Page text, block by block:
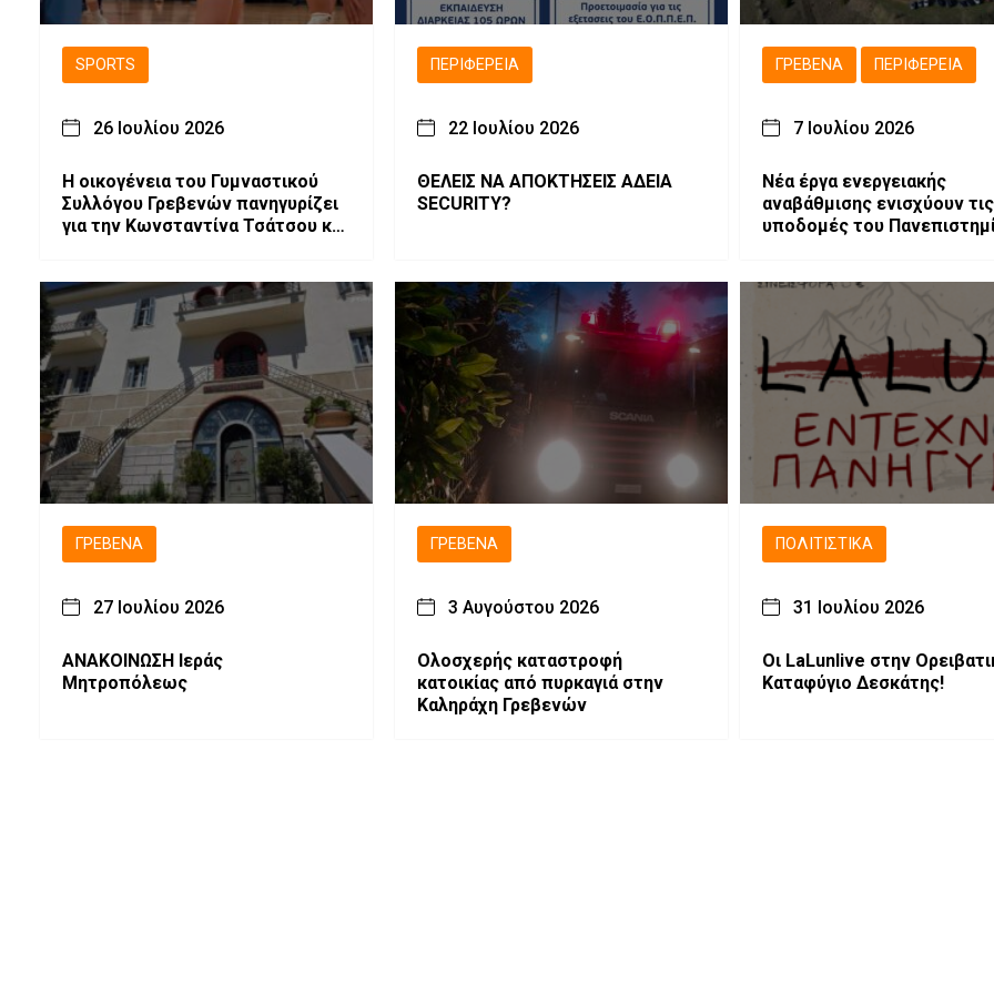
SPORTS
26 Ιουλίου 2026
H οικογένεια του Γυμναστικού
Συλλόγου Γρεβενών πανηγυρίζει
για την Κωνσταντίνα Τσάτσου και
ΠΕΡΙΦΈΡΕΙΑ
22 Ιουλίου 2026
ΘΕΛΕΙΣ ΝΑ ΑΠΟΚΤΗΣΕΙΣ ΑΔΕΙΑ
SECURITY?
ΓΡΕΒΕΝΆ ΠΕΡΙΦΈΡΕΙΑ
7 Ιουλίου 2026
Νέα έργα ενεργειακής
αναβάθμισης ενισχύουν τις
υποδομές του
ΓΡΕΒΕΝΆ
27 Ιουλίου 2026
ΑΝΑΚΟΙΝΩΣΗ Ιεράς
Μητροπόλεως
ΓΡΕΒΕΝΆ
3 Αυγούστου 2026
Ολοσχερής καταστροφή
κατοικίας από πυρκαγιά στην
Καληράχη Γρεβενών
ΠΟΛΙΤΙΣΤΙΚΆ
31 Ιουλίου 2026
Οι LaLunlive στην
Καταφύγιο Δεσκάτης!